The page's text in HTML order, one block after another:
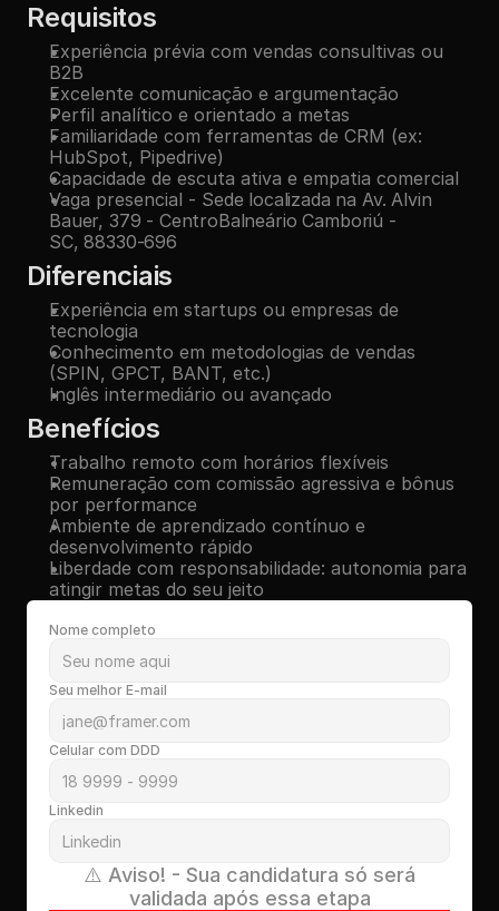
Requisitos
Experiência prévia com vendas consultivas ou
B2B
Excelente comunicação e argumentação
Perfil analítico e orientado a metas
Familiaridade com ferramentas de CRM (ex:
HubSpot, Pipedrive)
Capacidade de escuta ativa e empatia comercial
Vaga presencial - Sede localizada na Av. Alvin
Bauer, 379 - CentroBalneário Camboriú -
SC, 88330-696
Diferenciais
Experiência em startups ou empresas de
tecnologia
Conhecimento em metodologias de vendas
(SPIN, GPCT, BANT, etc.)
Inglês intermediário ou avançado
Benefícios
Trabalho remoto com horários flexíveis
Remuneração com comissão agressiva e bônus
por performance
Ambiente de aprendizado contínuo e
desenvolvimento rápido
Liberdade com responsabilidade: autonomia para
atingir metas do seu jeito
Nome completo
Seu melhor E-mail
Celular com DDD
Linkedin
validada após essa etapa